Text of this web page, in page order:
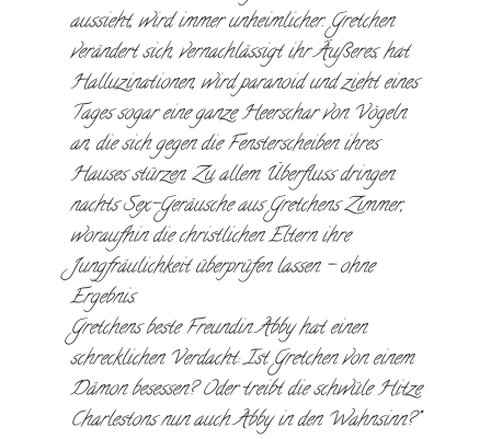
aussieht, wird immer unheimlicher. Gretchen
verändert sich, vernachlässigt ihr Äußeres, hat
Halluzinationen, wird paranoid und zieht eines
Tages sogar eine ganze Heerschar von Vögeln
an, die sich gegen die Fensterscheiben ihres
Hauses stürzen. Zu allem Überfluss dringen
nachts Sex-Geräusche aus Gretchens Zimmer,
woraufhin die christlichen Eltern ihre
Jungfräulichkeit überprüfen lassen – ohne
Ergebnis.
Gretchens beste Freundin Abby hat einen
schrecklichen Verdacht: Ist Gretchen von einem
Dämon besessen? Oder treibt die schwüle Hitze
Charlestons nun auch Abby in den Wahnsinn?